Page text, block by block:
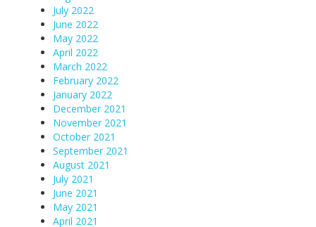
July 2022
June 2022
May 2022
April 2022
March 2022
February 2022
January 2022
December 2021
November 2021
October 2021
September 2021
August 2021
July 2021
June 2021
May 2021
April 2021